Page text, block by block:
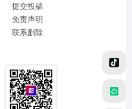
提交投稿
免责声明
联系删除